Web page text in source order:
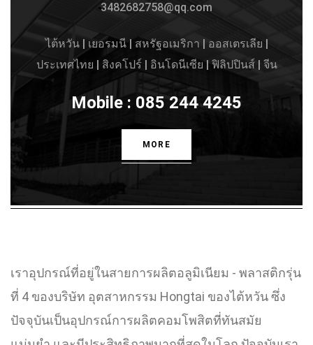
3482682758@qq.com
ไต้หวัน | เยอรมนี | สหรัฐอเมริกา | ออสเตรเลีย |
ประเทศไทย | สิงคโปร์ | อินโดนีเซีย | ฟิลิปปินส์ | จีน
Mobile : 085 244 4245
MORE
เราอุปกรณ์ที่อยู่ในสายการผลิตอลูมิเนียม - พลาสติกรุ่น
ที่ 4 ของบริษัท อุตสาหกรรม Hongtai ของไต้หวัน ซึ่ง
ปัจจุบันเป็นอุปกรณ์การผลิตคอมโพสิตที่ทันสมัย